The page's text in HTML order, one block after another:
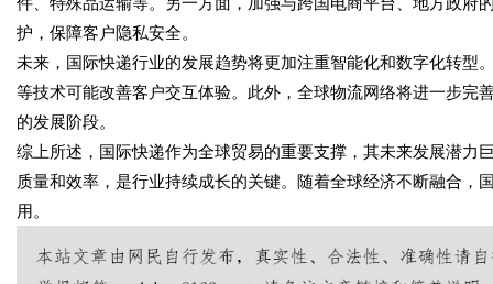
护，保障客户隐私安全。
未来，国际快递行业的发展趋势将更加注重智能化和数字化转型
等技术可能改善客户交互体验。此外，全球物流网络将进一步完
的发展阶段。
综上所述，国际快递作为全球贸易的重要支撑，其未来发展潜力
质量和效率，是行业持续成长的关键。随着全球经济不断融合
用。